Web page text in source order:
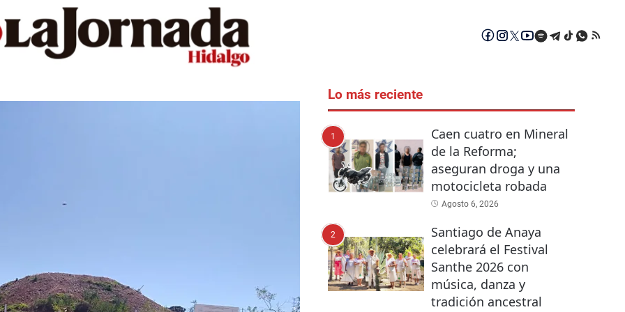
Lo más reciente
1
Caen cuatro en Mineral
de la Reforma;
aseguran droga y una
motocicleta robada
Agosto 6, 2026
2
Santiago de Anaya
celebrará el Festival
Santhe 2026 con
música, danza y
tradición ancestral